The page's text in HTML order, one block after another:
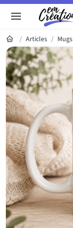
Articles Mugs
Galerie du produit